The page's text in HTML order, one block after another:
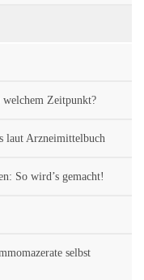
welchem Zeitpunkt?
laut Arzneimittelbuch
So wird’s gemacht!
selbst